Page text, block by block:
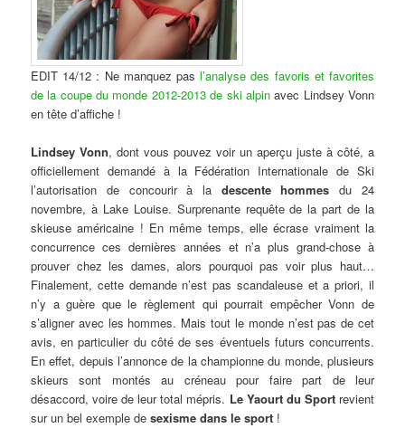
EDIT 14/12 : Ne manquez pasl’analyse des favoris et favorites
de la coupe du monde 2012-2013 de ski alpinavec Lindsey Vonn
en tête d’affiche !
Lindsey Vonn, dont vous pouvez voir un aperçu juste à côté, a
officiellement demandé à la Fédération Internationale de Ski
l’autorisation de concourir à la descente hommes du 24
novembre, à Lake Louise. Surprenante requête de la part de la
skieuse américaine ! En même temps, elle écrase vraiment la
concurrence ces dernières années et n’a plus grand-chose à
prouver chez les dames, alors pourquoi pas voir plus haut…
Finalement, cette demande n’est pas scandaleuse et a priori, il
n’y a guère que le règlement qui pourrait empêcher Vonn de
s’aligner avec les hommes. Mais tout le monde n’est pas de cet
avis, en particulier du côté de ses éventuels futurs concurrents.
En effet, depuis l’annonce de la championne du monde, plusieurs
skieurs sont montés au créneau pour faire part de leur
désaccord, voire de leur total mépris. Le Yaourt du Sportrevient
sur un bel exemple desexisme dans le sport !